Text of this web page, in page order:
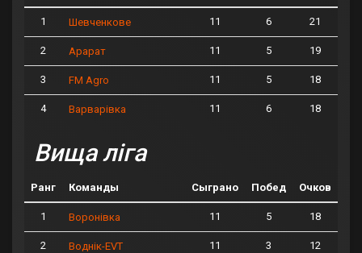
1 Шевченкове 11 6 21
2 Арарат 11 5 19
3 FM Agro 11 5 18
4 Варварівка 11 6 18
Вища ліга
Ранг Команды Сыграно Побед Очков
1 Воронівка 11 5 18
2 Воднік-EVT 11 3 12